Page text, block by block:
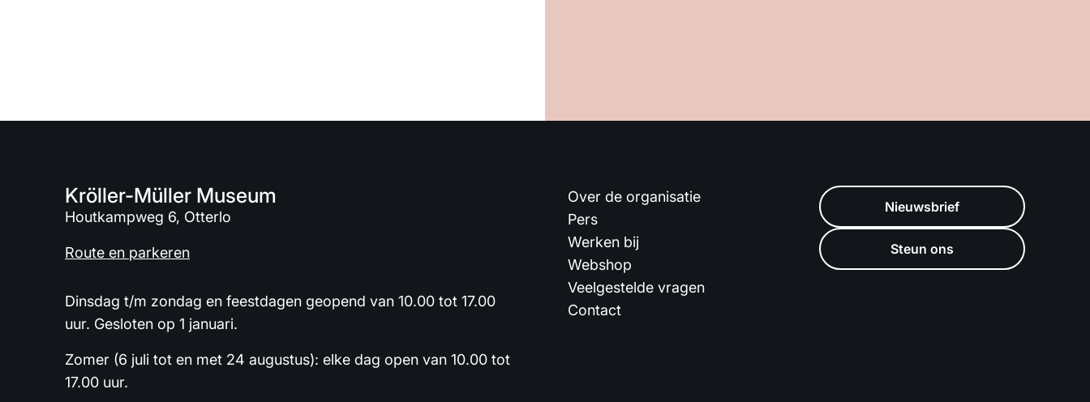
Kröller-Müller Museum
Houtkampweg 6, Otterlo
Route en parkeren
Dinsdag t/m zondag en feestdagen geopend van 10.00 tot 17.00
uur. Gesloten op 1 januari.
Zomer (6 juli tot en met 24 augustus): elke dag open van 10.00 tot
17.00 uur.
Over de organisatie
Pers
Werken bij
Webshop
Veelgestelde vragen
Contact
Nieuwsbrief
Steun ons